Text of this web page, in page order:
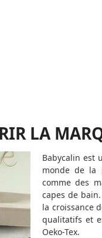
LA
Babycalin est
monde de la
comme des
capes de
la croissance
qualitatifs et
Oeko-Tex.